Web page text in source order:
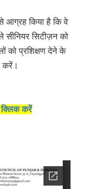
से आग्रह किया है कि वे
सीनियर सिटीज़न को
को प्रशिक्षण देने के
करें।
क्लिक करें